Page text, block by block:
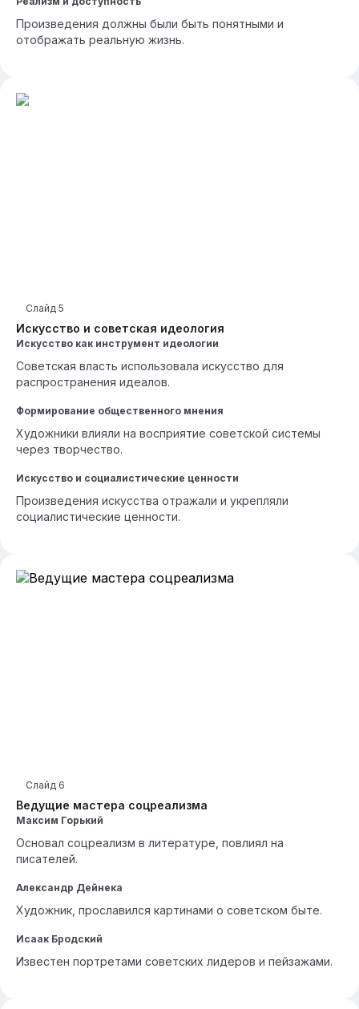
Произведения должны были быть понятными и
отображать реальную жизнь.
Искусство и советская идеология
Слайд 5
Искусство как инструмент идеологии
Советская власть использовала искусство для
распространения идеалов.
Формирование общественного мнения
Художники влияли на восприятие советской системы
через творчество.
Искусство и социалистические ценности
Произведения искусства отражали и укрепляли
социалистические ценности.
Ведущие мастера соцреализма
Слайд 6
Максим Горький
Основал соцреализм в литературе, повлиял на
писателей.
Александр Дейнека
Художник, прославился картинами о советском быте.
Исаак Бродский
Известен портретами советских лидеров и пейзажами.